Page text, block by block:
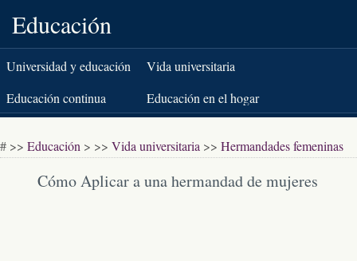
Educación
Universidad y educación
Vida universitaria
Educación continua
Educación en el hogar
Libros y literatura
# >> Educación > >> Vida universitaria >> Hermandades femeninas
Cómo Aplicar a una hermandad de mujeres